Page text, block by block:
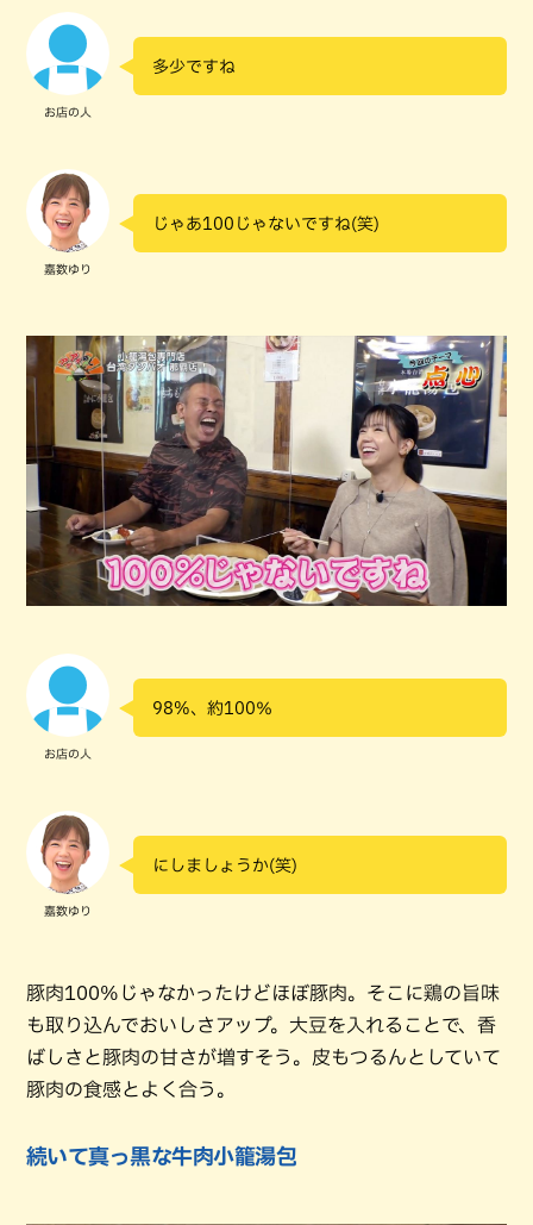
お店の人
多少ですね
嘉数ゆり
じゃあ100じゃないですね(笑)
お店の人
98%、約100％
嘉数ゆり
にしましょうか(笑)
豚肉100%じゃなかったけどほぼ豚肉。そこに鶏の旨味
も取り込んでおいしさアップ。大豆を入れることで、香
ばしさと豚肉の甘さが増すそう。皮もつるんとしていて
豚肉の食感とよく合う。
続いて真っ黒な牛肉小籠湯包